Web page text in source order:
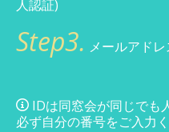
人認証)
Step3. メールアド
IDは同窓会が同じでも
必ず自分の番号をご入力く